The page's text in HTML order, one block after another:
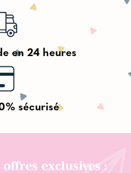
en 24 heures
sécurisé
offres exclusives :